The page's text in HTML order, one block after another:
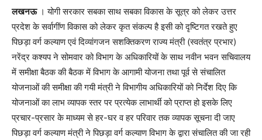
लखनऊ। योगी सरकार सबका साथ सबका विकास के सूत्र को लेकर उत्तर
प्रदेश के सर्वागींण विकास को लेकर कृत संकल्प है इसी को दृष्टिगत रखते हुए
पिछड़ा वर्ग कल्याण एवं दिव्यांगजन सशक्तिकरण राज्य मंत्री (स्वतंत्र प्रभार)
नरेंद्र कश्यप ने सोमवार को विभाग के अधिकारियों के साथ नवीन भवन सचिवालय
में समीक्षा बैठक की बैठक में विभाग के आगामी योजना तथा पूर्व से संचालित
योजनाओं की समीक्षा की गयी मंत्री ने विभागीय अधिकारियों को निर्देश दिए कि
योजनाओं का लाभ व्यापक स्तर पर प्रत्येक लाभार्थी को प्राप्त हो इसके लिए
प्रचार-प्रसार के माध्यम से हर-घर व हर परिवार तक व्यापक सूचना दी जाए
पिछड़ा वर्ग कल्याण मंत्री ने पिछड़ा वर्ग कल्याण विभाग के द्वारा संचालित की जा रही